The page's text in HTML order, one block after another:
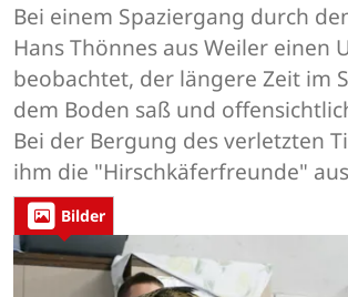
Bei einem Spaziergang durch
Hans Thönnes aus Weiler einen
beobachtet, der längere Zeit im
dem Boden saß und
Bei der Bergung des verletzten
ihm die "Hirschkäferfreunde"
Bilder